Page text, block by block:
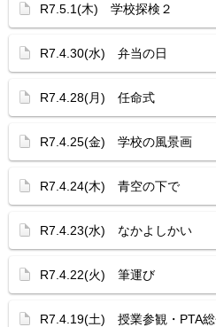
R7.5.1(木) 学校探検２
R7.4.30(水) 弁当の日
R7.4.28(月) 任命式
R7.4.25(金) 学校の風景画
R7.4.24(木) 青空の下で
R7.4.23(水) なかよしかい
R7.4.22(火) 筆運び
R7.4.19(土) 授業参観・PTA総